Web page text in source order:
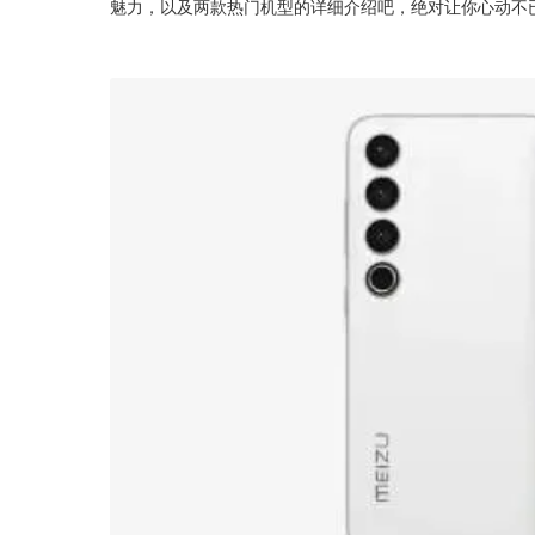
魅力，以及两款热门机型的详细介绍吧，绝对让你心动不